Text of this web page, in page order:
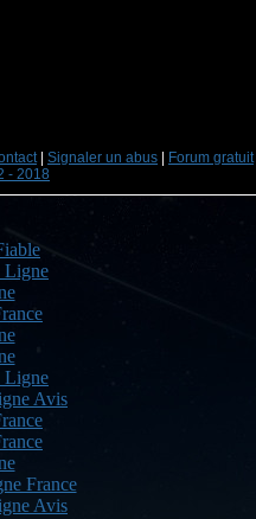
| Signaler un abus
Forum gratuit
- 2018
Ligne
Ligne
Avis
France
Avis